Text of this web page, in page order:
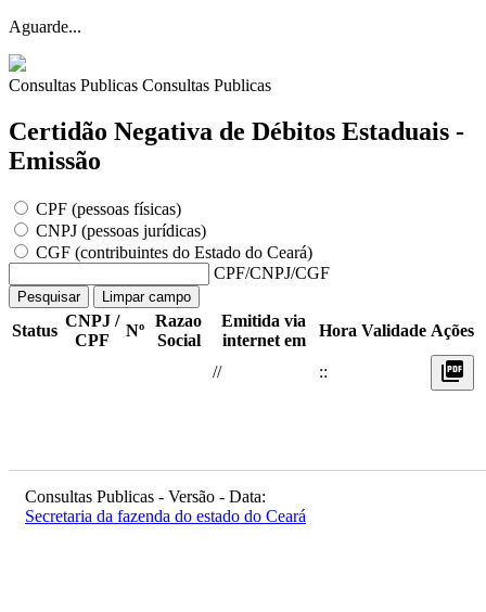
Aguarde...
Consultas Publicas Consultas Publicas
Certidão Negativa de Débitos Estaduais -
Emissão
CPF (pessoas físicas)
CNPJ (pessoas jurídicas)
CGF (contribuintes do Estado do Ceará)
CPF/CNPJ/CGF
Pesquisar Limpar campo
Status
CNPJ /
CPF
Nº
Razao
Social
Emitida via
internet em
Hora Validade Ações
// :: picture_as_pdf
Consultas Publicas - Versão - Data:
Secretaria da fazenda do estado do Ceará